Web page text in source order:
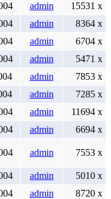
admin
15531 x
admin
8364 x
admin
6704 x
admin
5471 x
admin
7853 x
admin
7285 x
admin
11694 x
admin
6694 x
admin 7553 x
admin
5010 x
admin
8720 x